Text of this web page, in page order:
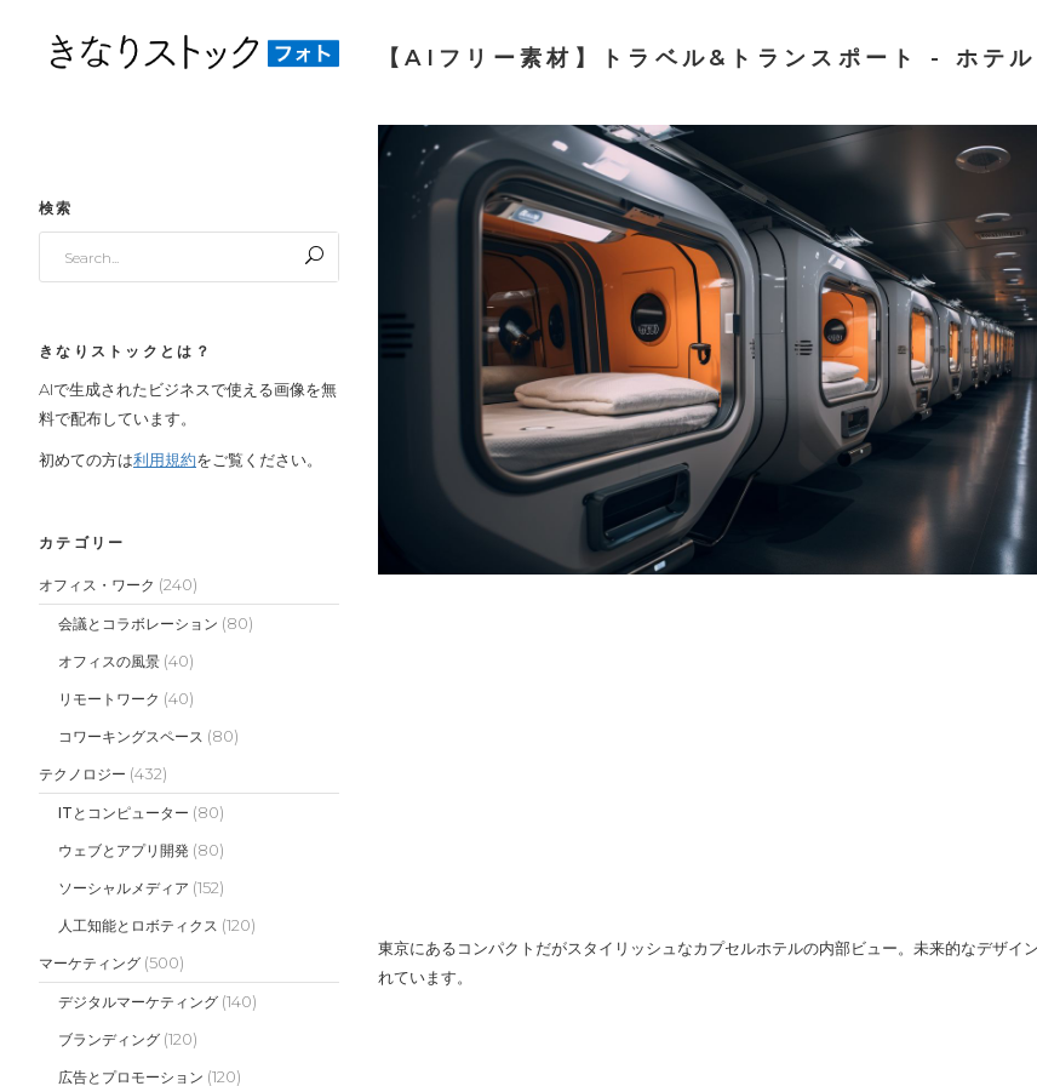
検索
きなりストックとは？
AIで生成されたビジネスで使える画像を無
料で配布しています。
初めての方は利用規約をご覧ください。
カテゴリー
オフィス・ワーク (240)
会議とコラボレーション (80)
オフィスの風景 (40)
リモートワーク (40)
コワーキングスペース (80)
テクノロジー (432)
ITとコンピューター (80)
ウェブとアプリ開発 (80)
ソーシャルメディア (152)
人工知能とロボティクス (120)
マーケティング (500)
デジタルマーケティング (140)
ブランディング (120)
広告とプロモーション (120)
【AIフリー素材】トラベル&トランスポート - ホテ
東京にあるコンパクトだがスタイリッシュなカプセルホテルの内部ビュー。未来的なデザ
れています。